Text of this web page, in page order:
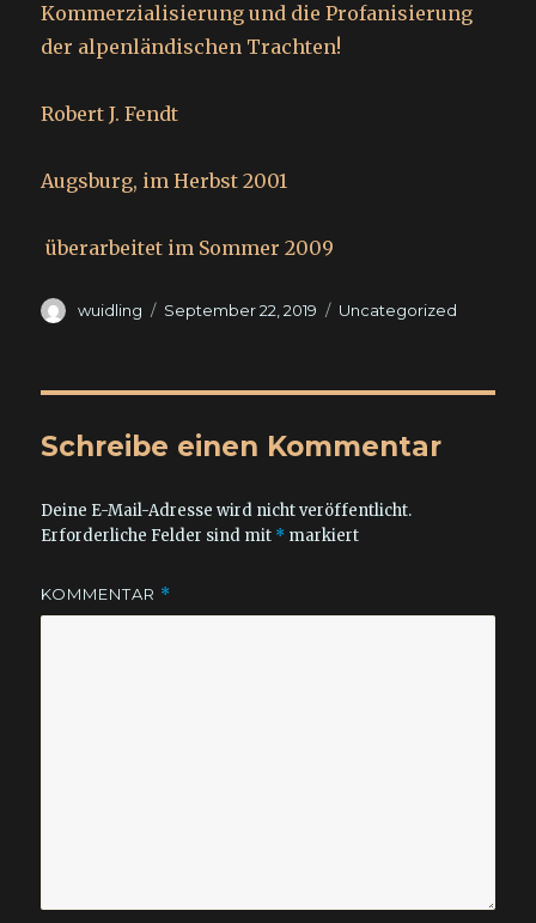
Kommerzialisierung und die Profanisierung
der alpenländischen Trachten!
Robert J. Fendt
Augsburg, im Herbst 2001
überarbeitet im Sommer 2009
Autor
wuidling
Veröffentlicht
September 22, 2019 Kategorien
Uncategorized
Schreibe einen Kommentar
Deine E-Mail-Adresse wird nicht veröffentlicht.
Erforderliche Felder sind mit * markiert
KOMMENTAR *